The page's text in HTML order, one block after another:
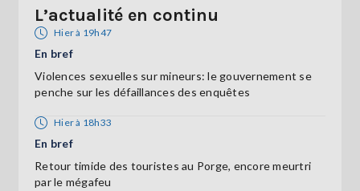
L’actualité en continu
Hier à 19h47
En bref
Violences sexuelles sur mineurs: le gouvernement se
penche sur les défaillances des enquêtes
Hier à 18h33
En bref
Retour timide des touristes au Porge, encore meurtri
par le mégafeu